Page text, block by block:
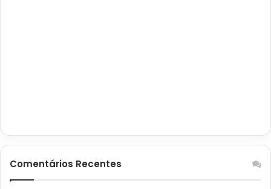
Comentários Recentes